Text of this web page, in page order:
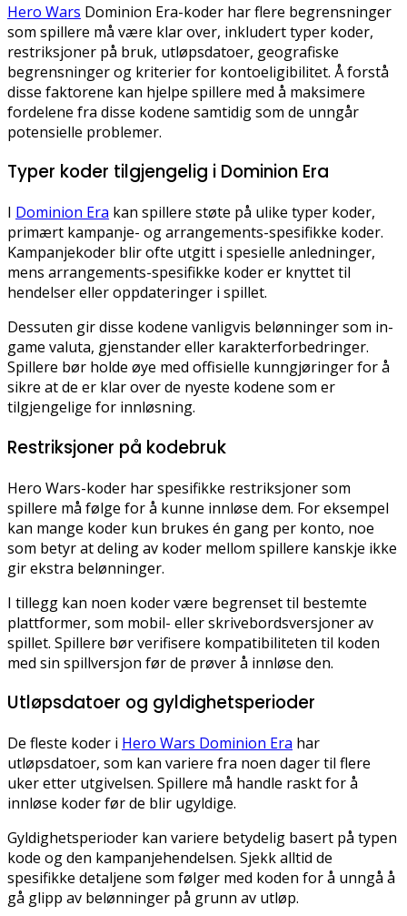
Hero Wars Dominion Era-koder har flere begrensninger
som spillere må være klar over, inkludert typer koder,
restriksjoner på bruk, utløpsdatoer, geografiske
begrensninger og kriterier for kontoeligibilitet. Å forstå
disse faktorene kan hjelpe spillere med å maksimere
fordelene fra disse kodene samtidig som de unngår
potensielle problemer.
Typer koder tilgjengelig i Dominion Era
I Dominion Era kan spillere støte på ulike typer koder,
primært kampanje- og arrangements-spesifikke koder.
Kampanjekoder blir ofte utgitt i spesielle anledninger,
mens arrangements-spesifikke koder er knyttet til
hendelser eller oppdateringer i spillet.
Dessuten gir disse kodene vanligvis belønninger som in-
game valuta, gjenstander eller karakterforbedringer.
Spillere bør holde øye med offisielle kunngjøringer for å
sikre at de er klar over de nyeste kodene som er
tilgjengelige for innløsning.
Restriksjoner på kodebruk
Hero Wars-koder har spesifikke restriksjoner som
spillere må følge for å kunne innløse dem. For eksempel
kan mange koder kun brukes én gang per konto, noe
som betyr at deling av koder mellom spillere kanskje ikke
gir ekstra belønninger.
I tillegg kan noen koder være begrenset til bestemte
plattformer, som mobil- eller skrivebordsversjoner av
spillet. Spillere bør verifisere kompatibiliteten til koden
med sin spillversjon før de prøver å innløse den.
Utløpsdatoer og gyldighetsperioder
De fleste koder i Hero Wars Dominion Era har
utløpsdatoer, som kan variere fra noen dager til flere
uker etter utgivelsen. Spillere må handle raskt for å
innløse koder før de blir ugyldige.
Gyldighetsperioder kan variere betydelig basert på typen
kode og den kampanjehendelsen. Sjekk alltid de
spesifikke detaljene som følger med koden for å unngå å
gå glipp av belønninger på grunn av utløp.